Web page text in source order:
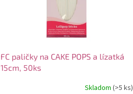
FC paličky na CAKE POPS a lízatká
15cm, 50ks
Skladom (>5 ks)